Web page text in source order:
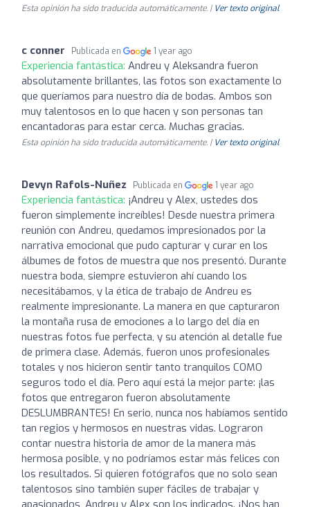
Esta opinión ha sido traducida automáticamente. | Ver texto original
c conner Publicada en 1 year ago
Experiencia fantástica: Andreu y Aleksandra fueron
absolutamente brillantes, las fotos son exactamente lo
que queríamos para nuestro día de bodas. Ambos son
muy talentosos en lo que hacen y son personas tan
encantadoras para estar cerca. Muchas gracias.
Esta opinión ha sido traducida automáticamente. | Ver texto original
Devyn Rafols-Nuñez Publicada en 1 year ago
Experiencia fantástica: ¡Andreu y Alex, ustedes dos
fueron simplemente increíbles! Desde nuestra primera
reunión con Andreu, quedamos impresionados por la
narrativa emocional que pudo capturar y curar en los
álbumes de fotos de muestra que nos presentó. Durante
nuestra boda, siempre estuvieron ahí cuando los
necesitábamos, y la ética de trabajo de Andreu es
realmente impresionante. La manera en que capturaron
la montaña rusa de emociones a lo largo del día en
nuestras fotos fue perfecta, y su atención al detalle fue
de primera clase. Además, fueron unos profesionales
totales y nos hicieron sentir tanto tranquilos COMO
seguros todo el día. Pero aquí está la mejor parte: ¡las
fotos que entregaron fueron absolutamente
DESLUMBRANTES! En serio, nunca nos habíamos sentido
tan regios y hermosos en nuestras vidas. Lograron
contar nuestra historia de amor de la manera más
hermosa posible, y no podríamos estar más felices con
los resultados. Si quieren fotógrafos que no solo sean
talentosos sino también super fáciles de trabajar y
apasionados, Andreu y Alex son los indicados. ¡Nos han